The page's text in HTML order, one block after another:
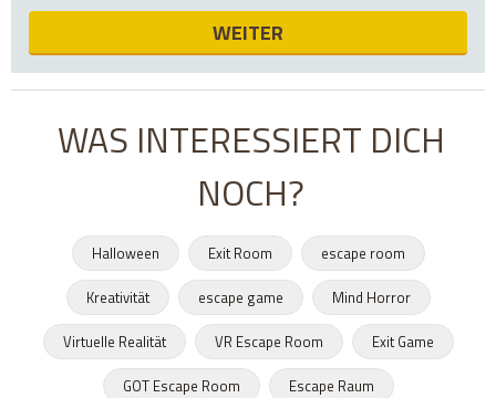
WEITER
WAS INTERESSIERT DICH
NOCH?
Halloween Exit Room
escape room
Kreativität
escape game
Mind Horror
Virtuelle Realität
VR Escape Room
Exit Game
GOT Escape Room
Escape Raum